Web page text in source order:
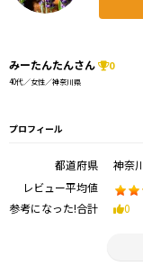
みーたんたんさん 0
40代／女性／神奈川県
プロフィール
都道府県
神奈
レビュー平均値
参考になった!合計 0